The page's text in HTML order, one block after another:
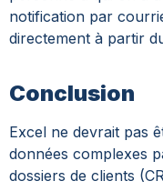
notification par
directement à partir
Conclusion
Excel ne devrait pas
données complexes
dossiers de clients